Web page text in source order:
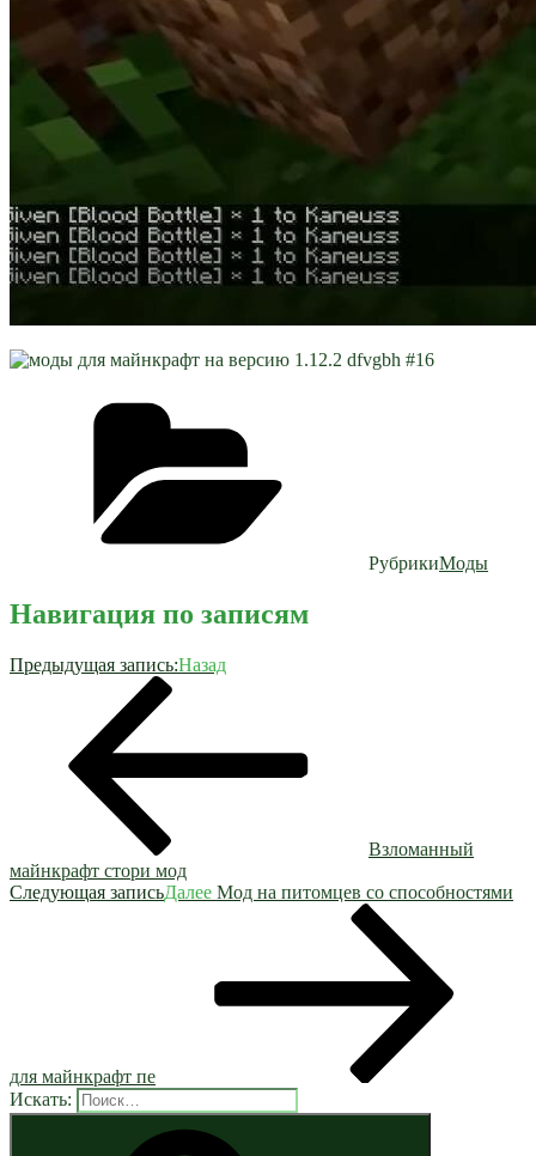
РубрикиМоды
Навигация по записям
Предыдущая запись:Назад
Взломанный
майнкрафт стори мод
Следующая записьДалее Мод на питомцев со способностями
для майнкрафт пе
Искать: